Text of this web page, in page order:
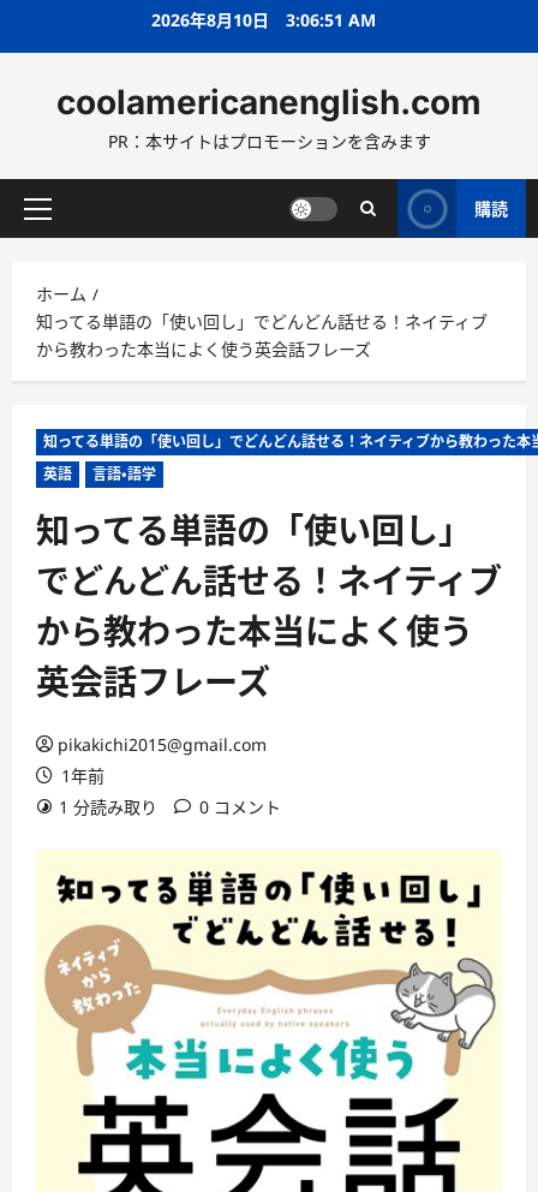
ス
ッ
2026年8月10日 3:06:52 AM
coolamericanenglish.com
PR：本サイトはプロモーションを含みます
メ
メ
ニ
ュ
ー
購読
ホーム
知ってる単語の「使い回し」でどんどん話せる！ネイティブ
から教わった本当によく使う英会話フレーズ
知ってる単語の「使い回し」でどんどん話せる！ネイティブから教わった
英語
言語・語学
知ってる単語の「使い回し」
でどんどん話せる！ネイティブ
から教わった本当によく使う
英会話フレーズ
pikakichi2015@gmail.com
1年前
1 分読み取り
0 コメント